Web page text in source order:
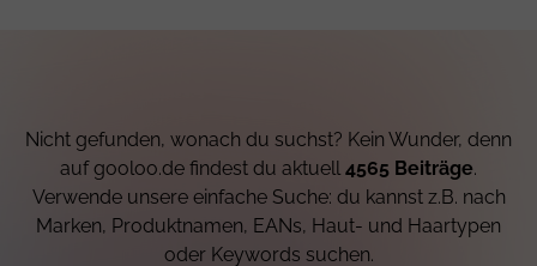
Nicht gefunden, wonach du suchst? Kein Wunder, denn
auf gooloo.de findest du aktuell 4565 Beiträge.
Verwende unsere einfache Suche: du kannst z.B. nach
Marken, Produktnamen, EANs, Haut- und Haartypen
oder Keywords suchen.